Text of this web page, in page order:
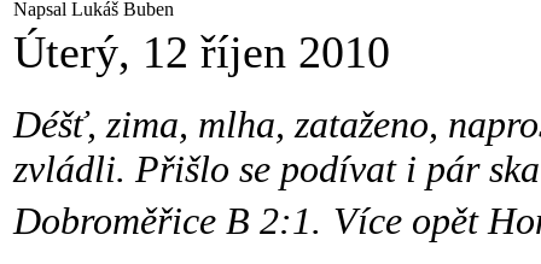
Napsal Lukáš Buben
Úterý, 12 říjen 2010
Déšť, zima, mlha, zataženo,
zvládli. Přišlo se podívat i pár
Dobroměřice B 2:1. Více opět